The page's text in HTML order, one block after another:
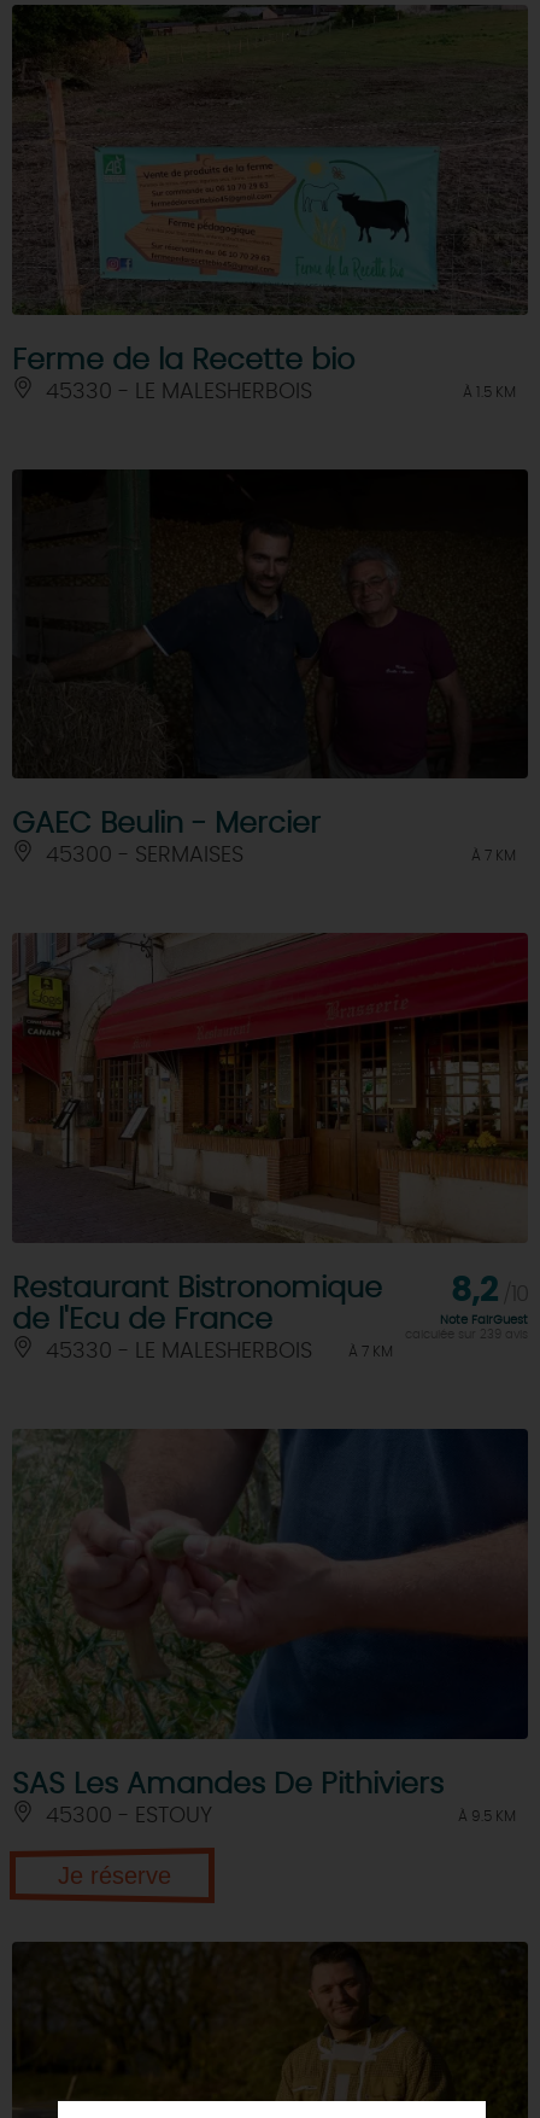
Ferme de la Recette bio
45330 - LE MALESHERBOIS À 1.5 KM
GAEC Beulin - Mercier
45300 - SERMAISES À 7 KM
Restaurant Bistronomique
de l'Ecu de France
45330 - LE MALESHERBOIS À 7 KM
8,2
Note FairGuest
calculée sur 239 avis
SAS Les Amandes De Pithiviers
45300 - ESTOUY À 9.5 KM
Je réserve